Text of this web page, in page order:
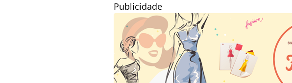
Publicidade